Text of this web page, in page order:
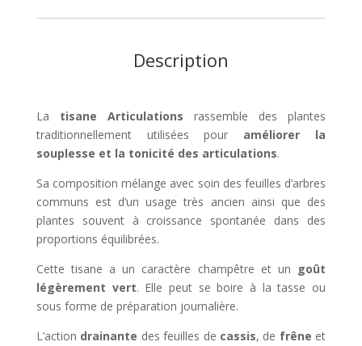
Description
La tisane Articulations rassemble des plantes
traditionnellement utilisées pour améliorer la
souplesse et la tonicité des articulations.
Sa composition mélange avec soin des feuilles d’arbres
communs est d’un usage très ancien ainsi que des
plantes souvent à croissance spontanée dans des
proportions équilibrées.
Cette tisane a un caractère champêtre et un goût
légèrement vert. Elle peut se boire à la tasse ou
sous forme de préparation journalière.
L’action drainante des feuilles de cassis, de frêne et